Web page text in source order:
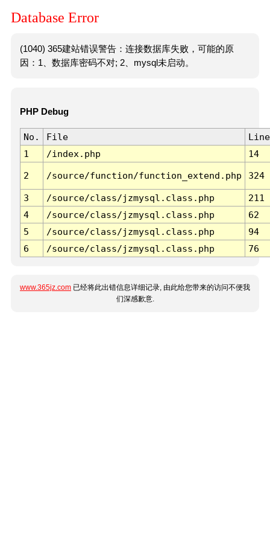
Database Error
(1040) 365建站错误警告：连接数据库失败，可能的原
因：1、数据库密码不对; 2、mysql未启动。
PHP Debug
No. File
Line
1
/index.php 14
2 /source/function/function_extend.php 324
3 /source/class/jzmysql.class.php
211
4
/source/class/jzmysql.class.php
62
5
/source/class/jzmysql.class.php
94
6
/source/class/jzmysql.class.php 76
www.365jz.com 已经将此出错信息详细记录, 由此给您带来的访问不便我
们深感歉意.